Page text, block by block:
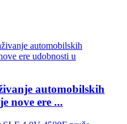
automobilskih
nove ere ...